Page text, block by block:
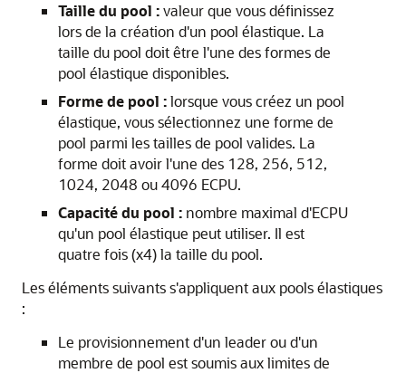
Taille du pool :valeur que vous définissez
lors de la création d'un pool élastique. La
taille du pool doit être l'une des formes de
pool élastique disponibles.
Forme de pool :lorsque vous créez un pool
élastique, vous sélectionnez une forme de
pool parmi les tailles de pool valides. La
forme doit avoir l'une des 128, 256, 512,
1024, 2048 ou 4096 ECPU.
Capacité du pool : nombre maximal d'ECPU
qu'un pool élastique peut utiliser. Il est
quatre fois (x4) la taille du pool.
Les éléments suivants s'appliquent aux pools élastiques
:
Le provisionnement d'un leader ou d'un
membre de pool est soumis aux limites de